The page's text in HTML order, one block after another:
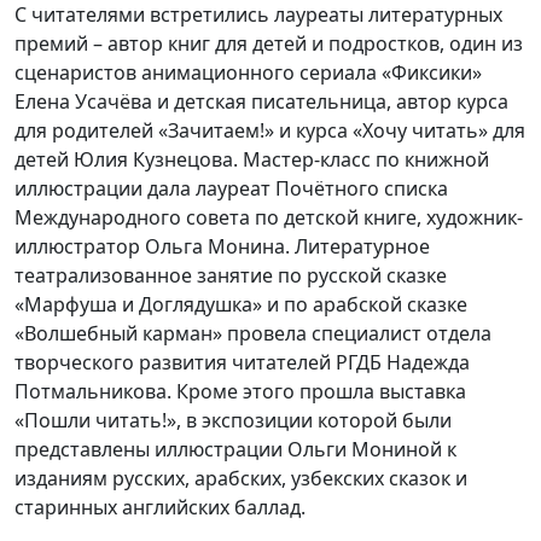
С читателями встретились лауреаты литературных
премий – автор книг для детей и подростков, один из
сценаристов анимационного сериала «Фиксики»
Елена Усачёва и детская писательница, автор курса
для родителей «Зачитаем!» и курса «Хочу читать» для
детей Юлия Кузнецова. Мастер-класс по книжной
иллюстрации дала лауреат Почётного списка
Международного совета по детской книге, художник-
иллюстратор Ольга Монина. Литературное
театрализованное занятие по русской сказке
«Марфуша и Доглядушка» и по арабской сказке
«Волшебный карман» провела специалист отдела
творческого развития читателей РГДБ Надежда
Потмальникова. Кроме этого прошла выставка
«Пошли читать!», в экспозиции которой были
представлены иллюстрации Ольги Мониной к
изданиям русских, арабских, узбекских сказок и
старинных английских баллад.